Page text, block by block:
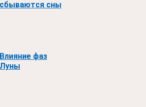
сбываются сны
Влияние фаз
Луны